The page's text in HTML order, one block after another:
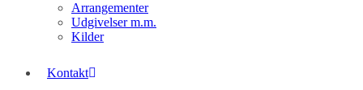
Arrangementer
Udgivelser m.m.
Kilder
Kontakt